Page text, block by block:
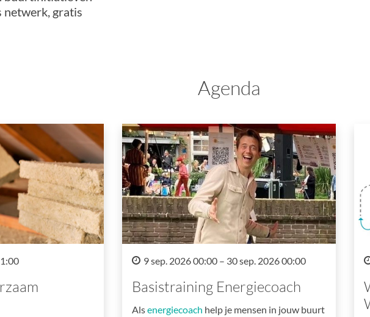
netwerk, gratis
Agenda
9 sep. 2026 00:00 – 30 sep. 2026 00:00
Basistraining Energiecoach
Alsenergiecoach help je mensen in jouw buurt